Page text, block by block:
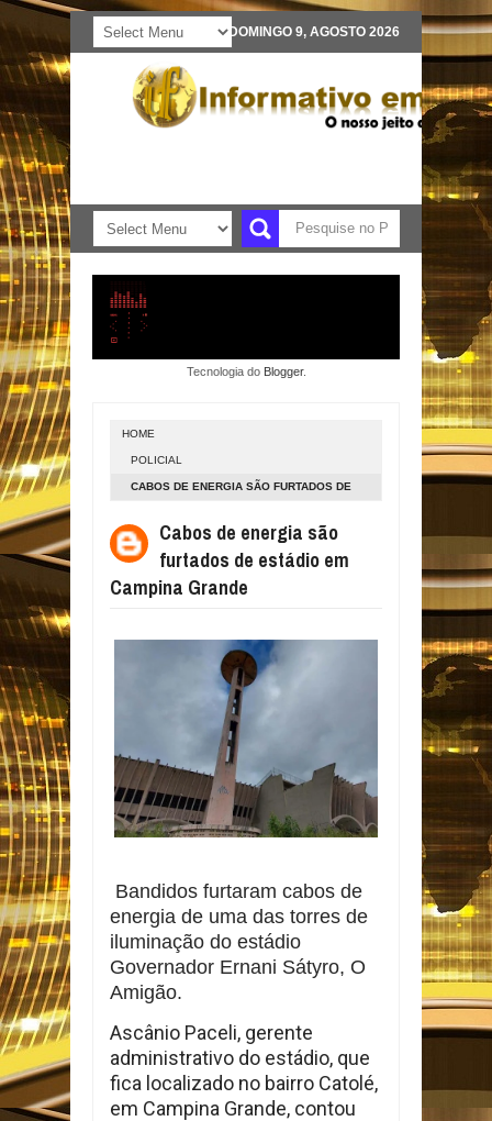
DOMINGO 9, AGOSTO 2026
Tecnologia do Blogger.
HOME
POLICIAL
CABOS DE ENERGIA SÃO FURTADOS DE
Cabos de energia são
furtados de estádio em
Campina Grande
Bandidos furtaram cabos de
energia de uma das torres de
iluminação do estádio
Governador Ernani Sátyro, O
Amigão.
Ascânio Paceli, gerente
administrativo do estádio, que
fica localizado no bairro Catolé,
em Campina Grande, contou